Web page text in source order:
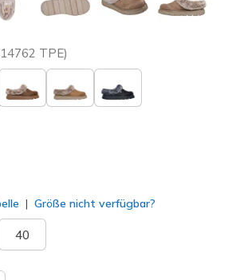
TPE)
Größe nicht verfügbar?
40